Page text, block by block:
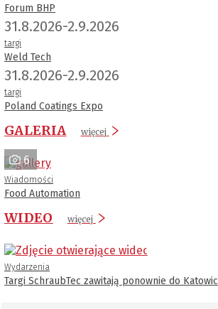
Forum BHP
31.8.2026-2.9.2026
targi
Weld Tech
31.8.2026-2.9.2026
targi
Poland Coatings Expo
GALERIA więcej
6
Wiadomości
Food Automation
WIDEO więcej
Wydarzenia
Targi SchraubTec zawitają ponownie do Katowic